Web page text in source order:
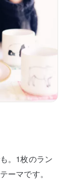
。1枚のラン
ーマです。